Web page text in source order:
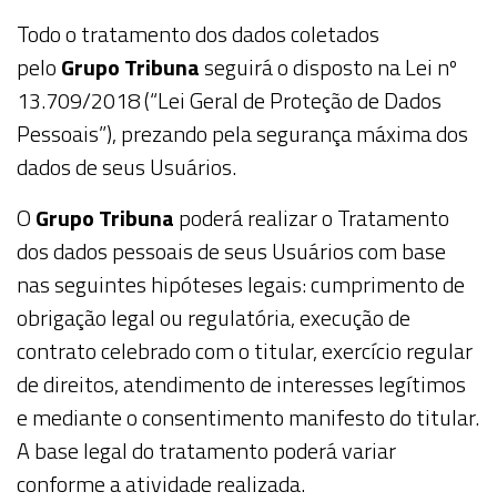
Todo o tratamento dos dados coletados
peloGrupo Tribunaseguirá o disposto na Lei nº
13.709/2018 (“Lei Geral de Proteção de Dados
Pessoais”), prezando pela segurança máxima dos
dados de seusUsuários.
OGrupo Tribunapoderá realizar oTratamento
dos dados pessoaisde seusUsuárioscom base
nas seguintes hipóteses legais: cumprimento de
obrigação legal ou regulatória, execução de
contrato celebrado com o titular, exercício regular
de direitos, atendimento de interesses legítimos
e mediante o consentimento manifesto do titular.
A base legal do tratamento poderá variar
conforme a atividade realizada.